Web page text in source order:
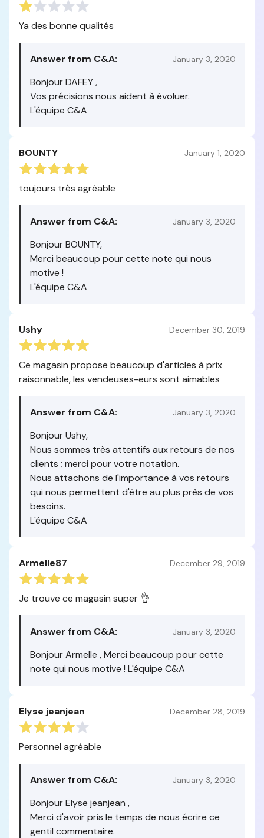
Ya des bonne qualités
Answer from C&A: January 3, 2020
Bonjour DAFEY ,
Vos précisions nous aident à évoluer.
L'équipe C&A
BOUNTY January 1, 2020
toujours très agréable
Answer from C&A: January 3, 2020
Bonjour BOUNTY,
Merci beaucoup pour cette note qui nous
motive !
L'équipe C&A
Ushy December 30, 2019
Ce magasin propose beaucoup d'articles à prix
raisonnable, les vendeuses-eurs sont aimables
Answer from C&A: January 3, 2020
Bonjour Ushy,
Nous sommes très attentifs aux retours de nos
clients ; merci pour votre notation.
Nous attachons de l'importance à vos retours
qui nous permettent d'être au plus près de vos
besoins.
L'équipe C&A
Armelle87 December 29, 2019
Je trouve ce magasin super 👌
Answer from C&A: January 3, 2020
Bonjour Armelle , Merci beaucoup pour cette
note qui nous motive ! L'équipe C&A
Elyse jeanjean December 28, 2019
Personnel agréable
Answer from C&A: January 3, 2020
Bonjour Elyse jeanjean ,
Merci d'avoir pris le temps de nous écrire ce
gentil commentaire.